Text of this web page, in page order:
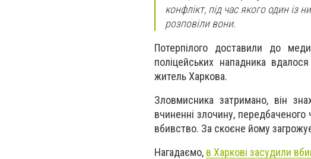
конфлікт, під час якого один із
розповіли вони.
Потерпілого доставили до
поліцейських нападника
житель Харкова.
Зловмисника затримано, він
вчиненні злочину,
вбивство. За скоєне йому
Нагадаємо, в Харкові засудили